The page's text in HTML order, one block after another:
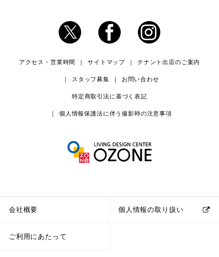
アクセス・営業時間 サイトマップ テナント出店のご案内
スタッフ募集 お問い合わせ
特定商取引法に基づく表記
個人情報保護法に伴う撮影時の注意事項
会社概要 個人情報の取り扱い
ご利用にあたって